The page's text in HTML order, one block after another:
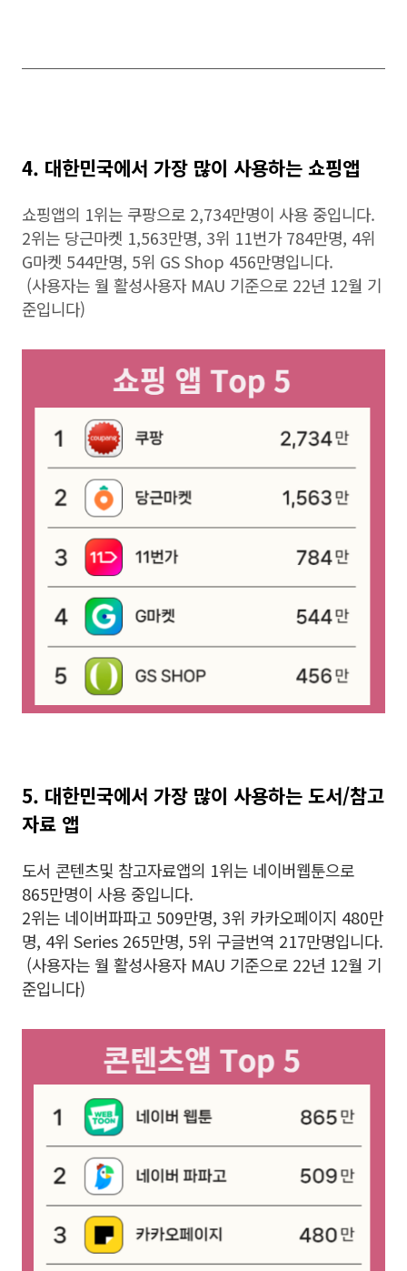
4. 대한민국에서 가장 많이 사용하는 쇼핑앱
쇼핑앱의 1위는 쿠팡으로 2,734만명이 사용 중입니다.
2위는 당근마켓 1,563만명, 3위 11번가 784만명, 4위
G마켓 544만명, 5위 GS Shop 456만명입니다.
(사용자는 월 활성사용자 MAU 기준으로 22년 12월 기
준입니다)
5. 대한민국에서 가장 많이 사용하는 도서/참고
자료 앱
도서 콘텐츠및 참고자료앱의 1위는 네이버웹툰으로
865만명이 사용 중입니다.
2위는 네이버파파고 509만명, 3위 카카오페이지 480만
명, 4위 Series 265만명, 5위 구글번역 217만명입니다.
(사용자는 월 활성사용자 MAU 기준으로 22년 12월 기
준입니다)